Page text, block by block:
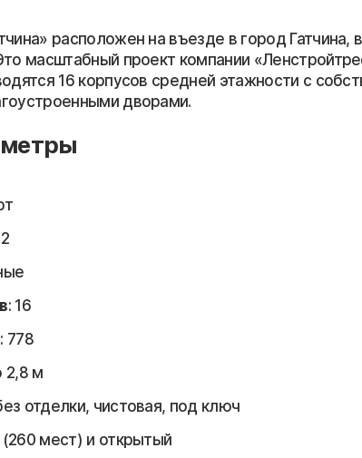
расположен на въезде в город Гатчина,
масштабный проект компании
16 корпусов средней этажности с
дворами.
: 16
: 778
2,8 м
отделки, чистовая, под ключ
мест) и открытый